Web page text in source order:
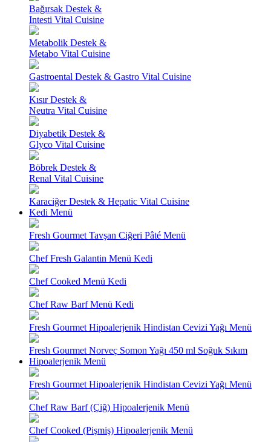
Bağırsak Destek &
Intesti Vital Cuisine
Metabolik Destek &
Metabo Vital Cuisine
Gastroental Destek & Gastro Vital Cuisine
Kısır Destek &
Neutra Vital Cuisine
Diyabetik Destek &
Glyco Vital Cuisine
Böbrek Destek &
Renal Vital Cuisine
Karaciğer Destek & Hepatic Vital Cuisine
Kedi Menü
Fresh Gourmet Tavşan Ciğeri Pâté Menü
Chef Fresh Galantin Menü Kedi
Chef Cooked Menü Kedi
Chef Raw Barf Menü Kedi
Fresh Gourmet Hipoalerjenik Hindistan Cevizi Yağı Menü
Fresh Gourmet Norveç Somon Yağı 450 ml Soğuk Sıkım
Hipoalerjenik Menü
Fresh Gourmet Hipoalerjenik Hindistan Cevizi Yağı Menü
Chef Raw Barf (Çiğ) Hipoalerjenik Menü
Chef Cooked (Pişmiş) Hipoalerjenik Menü